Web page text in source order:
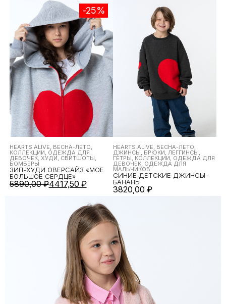
-25%
HEARTS ALIVE, ВЕСНА-ЛЕТО,
КОЛЛЕКЦИИ, ОДЕЖДА ДЛЯ
ДЕВОЧЕК, ХУДИ, СВИТШОТЫ,
БОМБЕРЫ
ЗИП-ХУДИ ОВЕРСАЙЗ «МОЕ
БОЛЬШОЕ СЕРДЦЕ»
5890,00₽4417,50 ₽
HEARTS ALIVE, ВЕСНА-ЛЕТО,
ДЖИНСЫ, БРЮКИ, ЛЕГГИНСЫ,
ГЕТРЫ, КОЛЛЕКЦИИ, ОДЕЖДА ДЛЯ
ДЕВОЧЕК, ОДЕЖДА ДЛЯ
МАЛЬЧИКОВ
СИНИЕ ДЕТСКИЕ ДЖИНСЫ-
БАНАНЫ
3820,00 ₽